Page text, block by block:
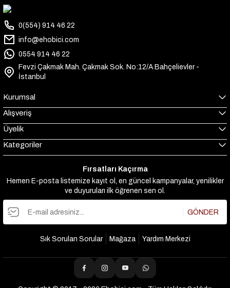
0(554) 914 46 22
info@ehobici.com
0554 914 46 22
Fevzi Çakmak Mah. Çakmak Sok. No:12/A Bahçelievler -
İstanbul
Kurumsal
Alışveriş
Üyelik
Kategoriler
Fırsatları Kaçırma
Hemen E-posta listemize kayıt ol, en güncel kampanyalar, yenilikler
ve duyuruları ilk öğrenen sen ol.
GÖNDER
Sık Sorulan Sorular Mağaza Yardım Merkezi